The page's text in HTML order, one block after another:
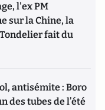
l'ex PM
sur la Chine, la
fait du
antisémite : Boro
des tubes de l’été